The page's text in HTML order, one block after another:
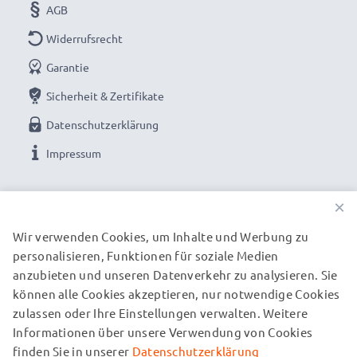
dass er exakt in das Akkufach Ihres Laptops passt.
AGB
Widerrufsrecht
Garantie
Sicherheit & Zertifikate
Datenschutzerklärung
Impressum
UNSERE VERSANDPARTNER
© subtel.de 2026
Alle Preise verstehen sich inklusive Mehrwertsteuer und
zuzüglich Versandkosten. Bitte beachten Sie, dass alle
×
Wir verwenden Cookies, um Inhalte und Werbung zu
personalisieren, Funktionen für soziale Medien
anzubieten und unseren Datenverkehr zu analysieren. Sie
können alle Cookies akzeptieren, nur notwendige Cookies
zulassen oder Ihre Einstellungen verwalten. Weitere
Informationen über unsere Verwendung von Cookies
finden Sie in unserer Datenschutzerklärung